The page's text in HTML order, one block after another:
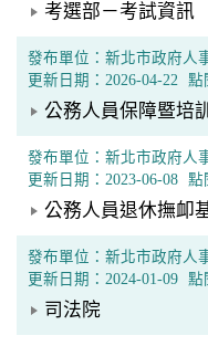
考選部－考試資訊
發布單位：新北市政府人
更新日期：2026-04-22
點
公務人員保障暨培
發布單位：新北市政府人
更新日期：2023-06-08 點
公務人員退休撫卹
發布單位：新北市政府人
更新日期：2024-01-09 點
司法院